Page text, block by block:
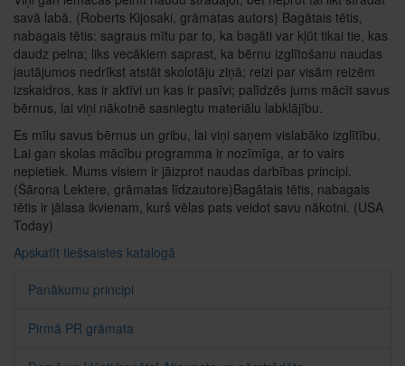
savā labā. (Roberts Kijosaki, grāmatas autors) Bagātais tētis,
nabagais tētis: sagraus mītu par to, ka bagāti var kļūt tikai tie, kas
daudz pelna; liks vecākiem saprast, ka bērnu izglītošanu naudas
jautājumos nedrīkst atstāt skolotāju ziņā; reizi par visām reizēm
izskaidros, kas ir aktīvi un kas ir pasīvi; palīdzēs jums mācīt savus
bērnus, lai viņi nākotnē sasniegtu materiālu labklājību.
Es mīlu savus bērnus un gribu, lai viņi saņem vislabāko izglītību.
Lai gan skolas mācību programma ir nozīmīga, ar to vairs
nepietiek. Mums visiem ir jāizprot naudas darbības principi.
(Šārona Lektere, grāmatas līdzautore)Bagātais tētis, nabagais
tētis ir jālasa ikvienam, kurš vēlas pats veidot savu nākotni. (USA
Today)
Apskatīt tiešsaistes katalogā
Panākumu principi
Pirmā PR grāmata